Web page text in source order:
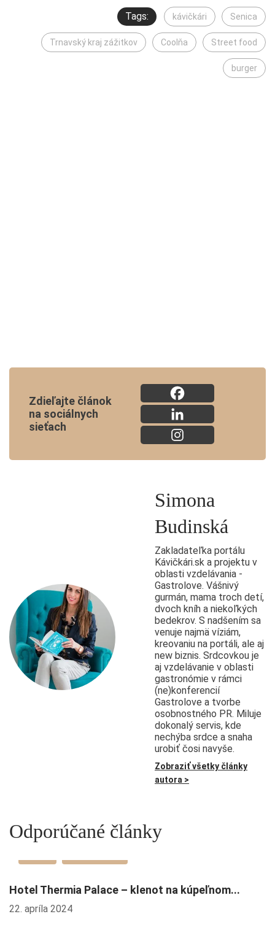
Tags: kávičkári Senica
Trnavský kraj zážitkov Coolňa Street food
burger
Zdieľajte článok
na sociálnych
sieťach
Simona
Budinská
Zakladateľka portálu
Kávičkári.sk a projektu v
oblasti vzdelávania -
Gastrolove. Vášnivý
gurmán, mama troch detí,
dvoch kníh a niekoľkých
bedekrov. S nadšením sa
venuje najmä víziám,
kreovaniu na portáli, ale aj
new biznis. Srdcovkou je
aj vzdelávanie v oblasti
gastronómie v rámci
(ne)konferencií
Gastrolove a tvorbe
osobnostného PR. Miluje
dokonalý servis, kde
nechýba srdce a snaha
urobiť čosi navyše.
Zobraziť všetky články
autora >
Odporúčané články
Hotel Thermia Palace – klenot na kúpeľnom...
22. apríla 2024